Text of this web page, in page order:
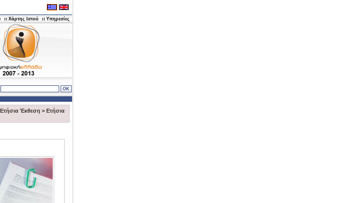
Χάρτης Ιστού Υπηρεσίες
Ετήσια Έκθεση > Ετήσια